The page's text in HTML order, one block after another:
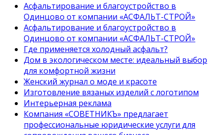
Асфальтирование и благоустройство в
Одинцово от компании «АСФАЛЬТ-СТРОЙ»
Асфальтирование и благоустройство в
Одинцово от компании «АСФАЛЬТ-СТРОЙ»
Где применяется холодный асфальт?
Дом в экологическом месте: идеальный выбор
для комфортной жизни
Женский журнал о моде и красоте
Изготовление вязаных изделий с логотипом
Интерьерная реклама
Компания «СОВЕТНИКЪ» предлагает
профессиональные юридические услуги для